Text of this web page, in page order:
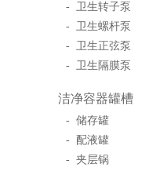
- 卫生转子泵
- 卫生螺杆泵
- 卫生正弦泵
- 卫生隔膜泵
洁净容器罐槽
- 储存罐
- 配液罐
- 夹层锅